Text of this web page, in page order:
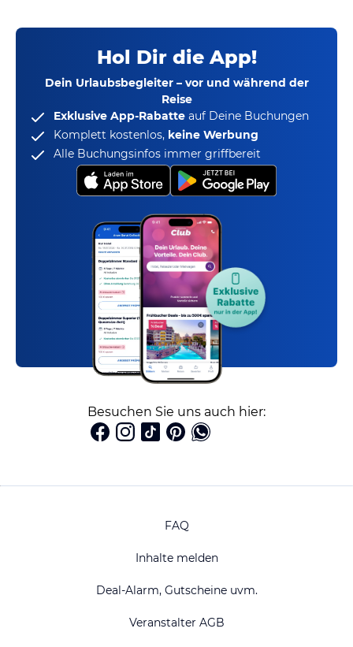
Hol Dir die App!
Dein Urlaubsbegleiter – vor und während der
Reise
Exklusive App-Rabatte auf Deine Buchungen
Komplett kostenlos, keine Werbung
Alle Buchungsinfos immer griffbereit
Besuchen Sie uns auch hier:
FAQ
Inhalte melden
Deal-Alarm, Gutscheine uvm.
Veranstalter AGB